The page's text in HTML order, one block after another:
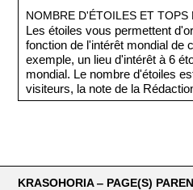
NOMBRE D'ÉTOILES ET TOPS
Les étoiles vous permettent
fonction de l'intérêt mondial de
exemple, un lieu d'intérêt à 6
mondial. Le nombre d'étoiles
visiteurs, la note de la
KRASOHORIA ‒ PAGE(S)